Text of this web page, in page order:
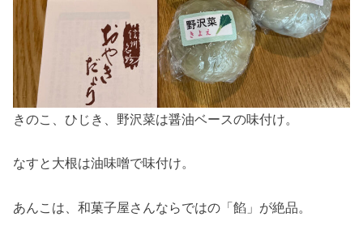
きのこ、ひじき、野沢菜は醤油ベースの味付け。
なすと大根は油味噌で味付け。
あんこは、和菓子屋さんならではの「餡」が絶品。